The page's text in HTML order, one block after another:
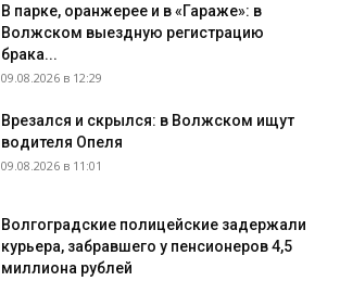
В парке, оранжерее и в «Гараже»: в
Волжском выездную регистрацию
брака...
09.08.2026 в 12:29
Врезался и скрылся: в Волжском ищут
водителя Опеля
09.08.2026 в 11:01
Волгоградские полицейские задержали
курьера, забравшего у пенсионеров 4,5
миллиона рублей